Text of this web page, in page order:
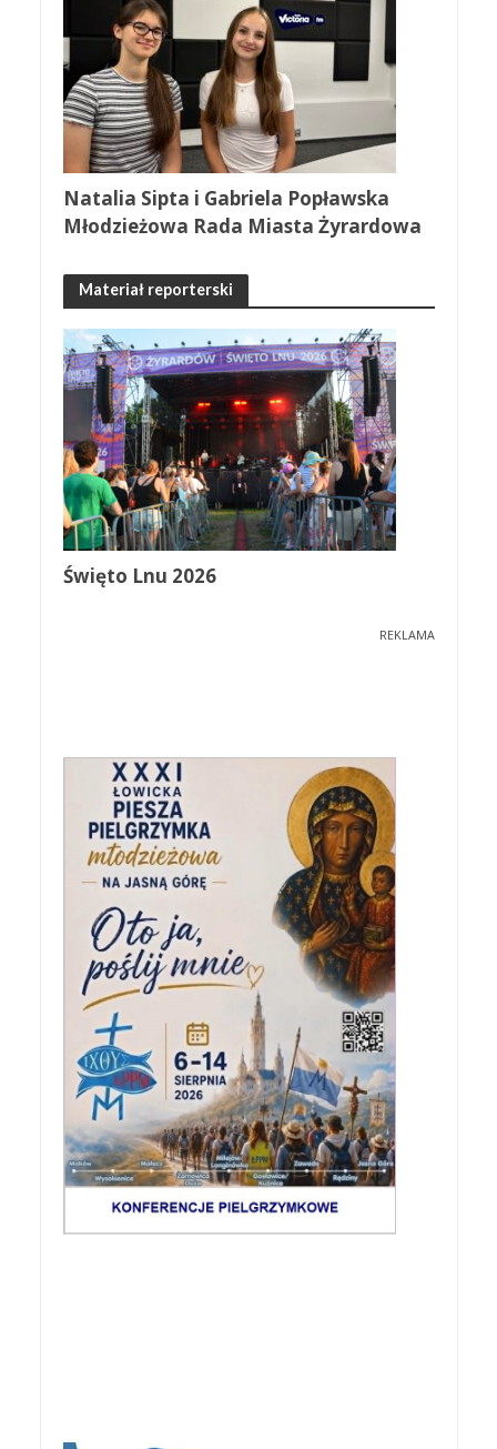
Natalia Sipta i Gabriela Popławska
Młodzieżowa Rada Miasta Żyrardowa
Materiał reporterski
Święto Lnu 2026
REKLAMA